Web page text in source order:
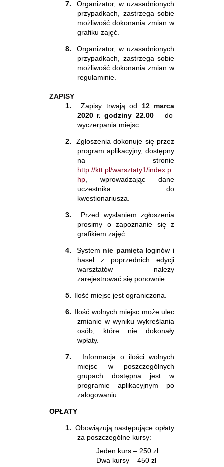
7.
Organizator, w uzasadnionych
przypadkach, zastrzega sobie
możliwość dokonania zmian w
grafiku zajęć.
8.
Organizator, w uzasadnionych
przypadkach, zastrzega sobie
możliwość dokonania zmian w
regulaminie.
ZAPISY
1.
Zapisy trwają od 12 marca
2020 r. godziny 22.00– do
wyczerpania miejsc.
2.
Zgłoszenia dokonuje się przez
program aplikacyjny, dostępny
na stronie
http://ktt.pl/warsztaty1/index.p
hp , wprowadzając dane
uczestnika do
kwestionariusza.
3.
Przed wysłaniem zgłoszenia
prosimy o zapoznanie się z
grafikiem zajęć.
4. System nie pamiętaloginów i
haseł z poprzednich edycji
warsztatów – należy
zarejestrować się ponownie.
5. Ilość miejsc jest ograniczona.
6. Ilość wolnych miejsc może ulec
zmianie w wyniku wykreślania
osób, które nie dokonały
wpłaty.
7.
Informacja o ilości wolnych
miejsc w poszczególnych
grupach dostępna jest w
programie aplikacyjnym po
zalogowaniu.
OPŁATY
1. Obowiązują następujące opłaty
za poszczególne kursy:
Jeden kurs – 250 zł
Dwa kursy – 450 zł